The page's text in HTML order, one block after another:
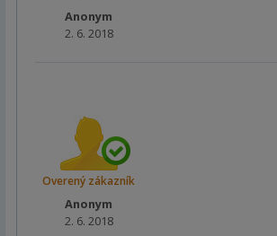
Anonym
2. 6. 2018
Overený zákazník
Anonym
2. 6. 2018